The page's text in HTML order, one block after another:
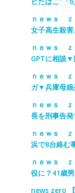
ｎｅｗｓ
女子高生殺
ｎｅｗｓ ｚ
GPTに相談▼
ｎｅｗｓ ｚ
ガ▼兵庫母娘
ｎｅｗｓ ｚ
長を刑事告
ｎｅｗｓ ｚ
浜で8台絡む
ｎｅｗｓ ｚ
役に？41歳
news zero